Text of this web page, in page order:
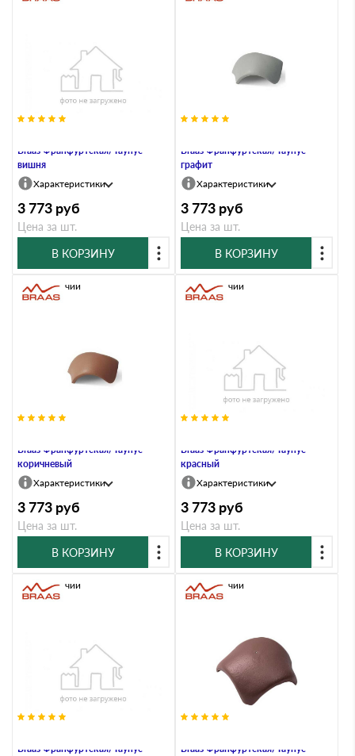
Braas Франфуртская/Таунус
вишня
Характеристики
3 773 руб
Цена за шт.
В КОРЗИНУ
Braas Франфуртская/Таунус
графит
Характеристики
3 773 руб
Цена за шт.
В КОРЗИНУ
Braas Франфуртская/Таунус
коричневый
В наличии
Характеристики
3 773 руб
Цена за шт.
В КОРЗИНУ
Braas Франфуртская/Таунус
красный
В наличии
Характеристики
3 773 руб
Цена за шт.
В КОРЗИНУ
Braas Франфуртская/Таунус
В наличии
Braas Франфуртская/Таунус
В наличии